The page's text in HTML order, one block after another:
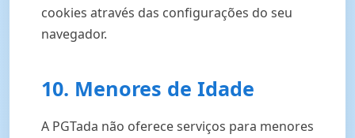
cookies através das configurações do seu
navegador.
10. Menores de Idade
A PGTada não oferece serviços para menores